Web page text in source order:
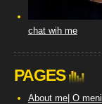
chat wih me
PAGES
About me| O meni